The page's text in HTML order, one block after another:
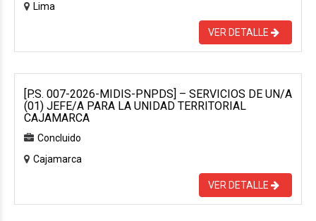
Lima
VER DETALLE
[P.S. 007-2026-MIDIS-PNPDS] – SERVICIOS DE UN/A
(01) JEFE/A PARA LA UNIDAD TERRITORIAL
CAJAMARCA
Concluido
Cajamarca
VER DETALLE